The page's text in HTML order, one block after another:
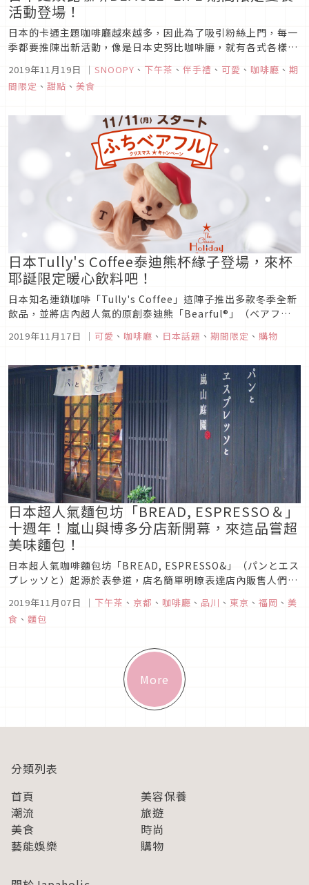
活動登場！
日本的卡通主題咖啡廳越來越多，因此為了吸引粉絲上門，每一
季都要推陳出新活動，像是日本史努比咖啡廳，就有各式各樣不
同的期間限定活動，最近推出的是「BEAGLE' LIFE 」第三彈活
動，一起來看看史努比又變裝成什麼角色吧！ Beagle Scout活
動圖片來源這次史努比咖啡廳推出的變裝主活動...
2019年11月19日 ｜ SNOOPY 、 下午茶 、 伴手禮 、 可愛 、 咖啡廳 、 期
間限定 、 甜點 、 美食
日本Tully's Coffee泰迪熊杯緣子登場，來杯
耶誕限定暖心飲料吧！
日本知名連鎖咖啡「Tully's Coffee」這陣子推出多款冬季全新
飲品，並將店內超人氣的原創泰迪熊「Bearful®」（ベアフル
價購商品，三款設計限量推出，一起來看看「Tully's Coffee」
2019年11月17日 ｜ 可愛 、 咖啡廳 、 日本話題 、 期間限定 、 購物
日本超人氣麵包坊「BREAD, ESPRESSO＆」
十週年！嵐山與博多分店新開幕，來這品嘗超
美味麵包！
日本超人氣咖啡麵包坊「BREAD, ESPRESSO&」（パンとエス
プレッソと）起源於表參道，店名簡單明瞭表達店內販售人們日
常生活中最常接觸到的麵包與濃縮咖啡，招牌商品更有日本最強
法式吐司的美名。「BREAD, ESPRESSO&」今年邁入十週年，
新分店進軍京都嵐山與九州博多，讓我們...
2019年11月07日 ｜ 下午茶 、 京都 、 咖啡廳 、 品川 、 東京 、 福岡 、 美
食 、 麵包
More
分類列表
首頁
美容保養
潮流
旅遊
美食
時尚
藝能娛樂
購物